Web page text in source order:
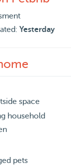
Yesterday
space
household
pets